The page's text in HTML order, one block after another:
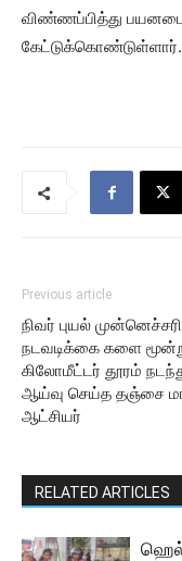
விண்ணப்பித்து
கேட்டுக்கொண்டுள்ளார்.
Previous article
நிவர் புயல்
நடவடிக்கை களை
கிலோமீட்டர் தூரம்
ஆய்வு செய்த தஞ்சை
ஆட்சியர்
RELATED ARTICLES